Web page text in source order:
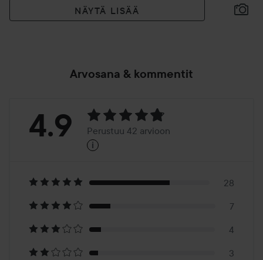
NÄYTÄ LISÄÄ
Arvosana & kommentit
Arvosana:
Perustuu
42
arvioon
4.9 Perustuu 42 arvioon
i
28
7
4
3